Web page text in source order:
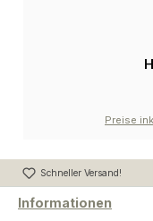
Preise
Schneller Versand!
Informationen